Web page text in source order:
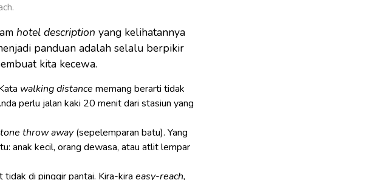
hotel description yang kelihatannya
panduan adalah selalu berpikir
kita kecewa.
walking distance memang berarti tidak
perlu jalan kaki 20 menit dari stasiun yang
throw away(sepelemparan batu). Yang
anak kecil, orang dewasa, atau atlit lempar
di pinggir pantai. Kira-kira easy-reach,